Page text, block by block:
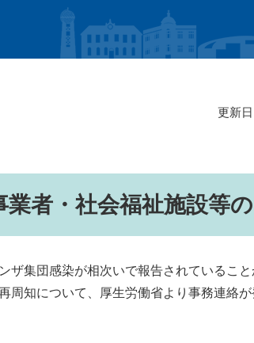
更新
者・社会福祉施設等
ザ集団感染が相次いで報告されているこ
周知について、厚生労働省より事務連絡